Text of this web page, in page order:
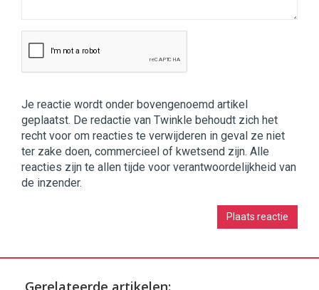
Je reactie wordt onder bovengenoemd artikel
geplaatst. De redactie van Twinkle behoudt zich het
recht voor om reacties te verwijderen in geval ze niet
ter zake doen, commercieel of kwetsend zijn. Alle
reacties zijn te allen tijde voor verantwoordelijkheid van
de inzender.